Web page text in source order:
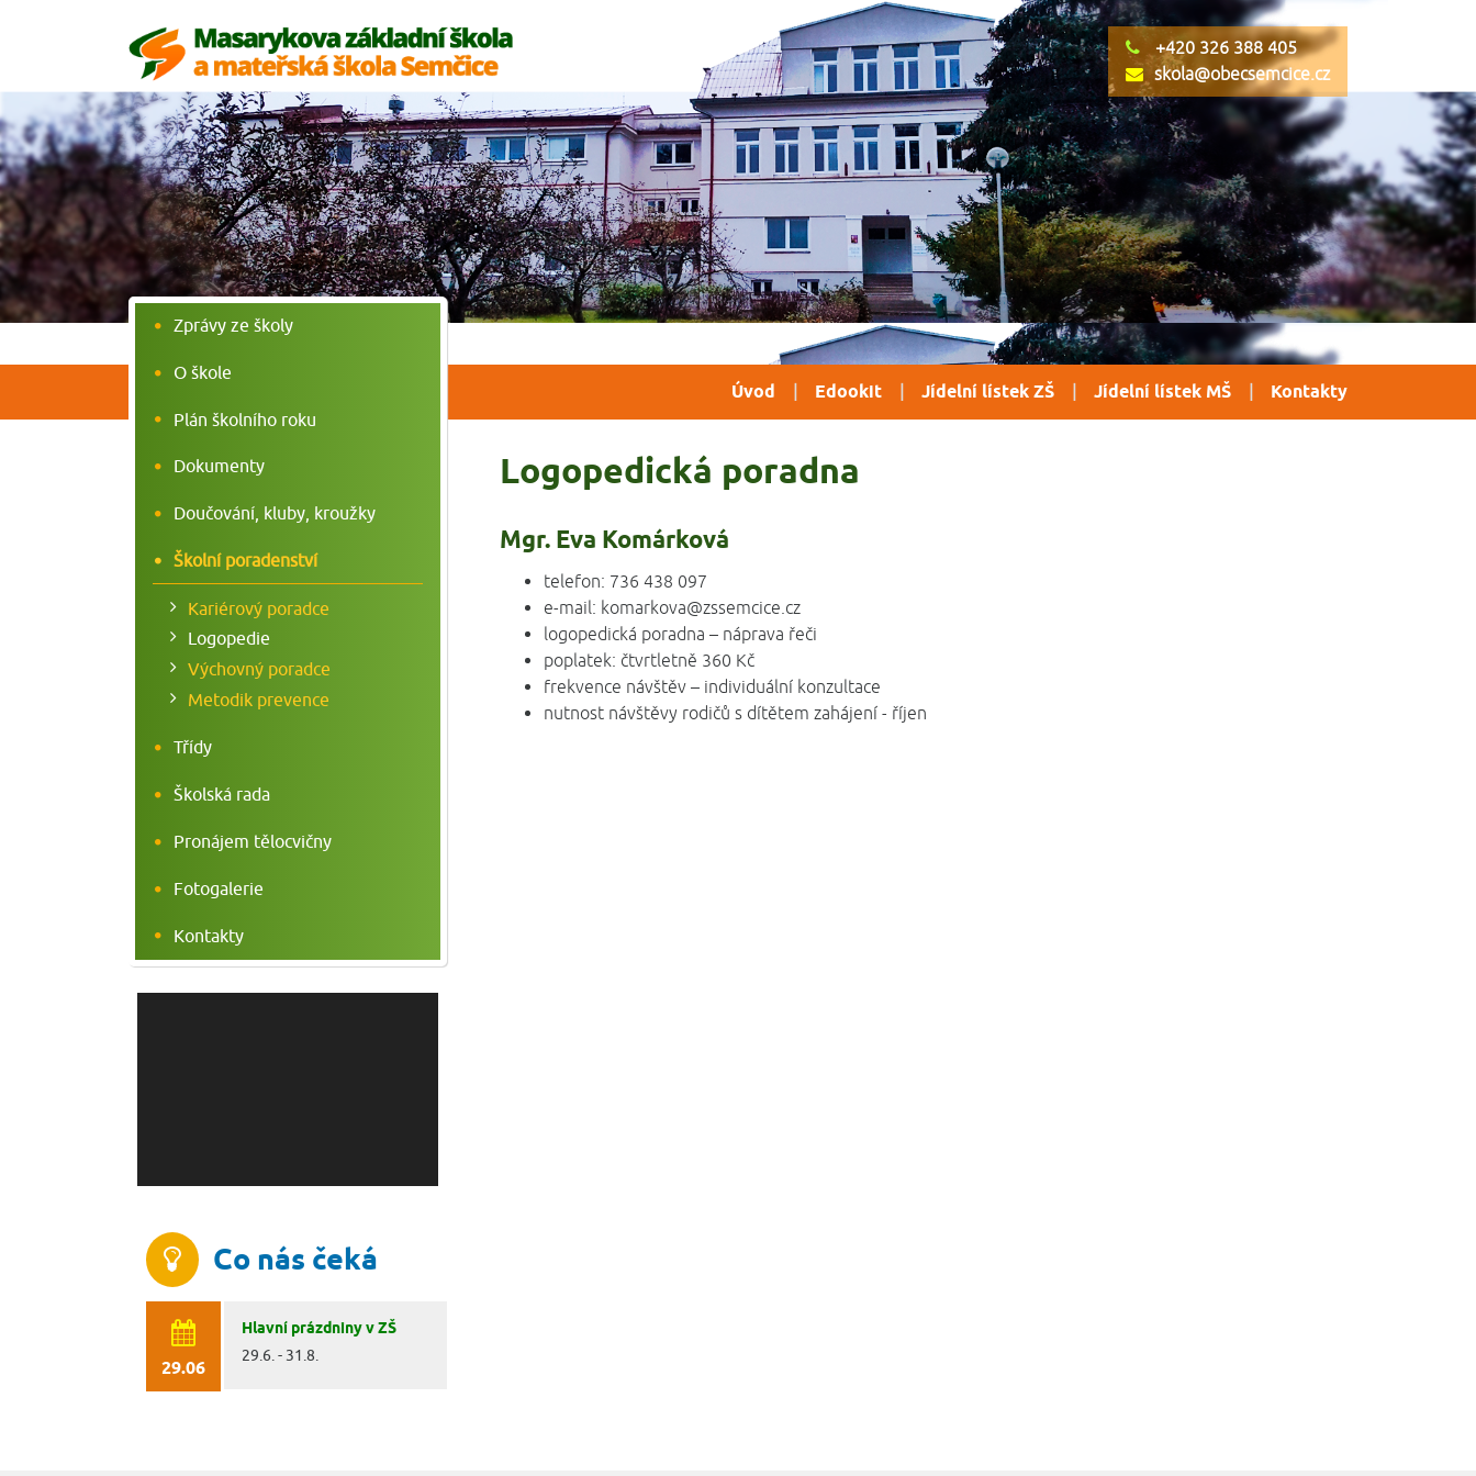
+420 326 388 405
skola@obecsemcice.cz
Kontakty
Jídelní lístek MŠ
Jídelní lístek ZŠ
Edookit
Úvod
Zprávy ze školy
O škole
Plán školního roku
Dokumenty
Doučování, kluby, kroužky
Školní poradenství
Kariérový poradce
Logopedie
Výchovný poradce
Metodik prevence
Třídy
Školská rada
Pronájem tělocvičny
Fotogalerie
Kontakty
Co nás čeká
29.06
Hlavní prázdniny v ZŠ
29.6. - 31.8.
Logopedická poradna
Mgr. Eva Komárková
telefon: 736 438 097
e-mail: komarkova@zssemcice.cz
logopedická poradna – náprava řeči
poplatek: čtvrtletně 360 Kč
frekvence návštěv – individuální konzultace
nutnost návštěvy rodičů s dítětem zahájení - říjen